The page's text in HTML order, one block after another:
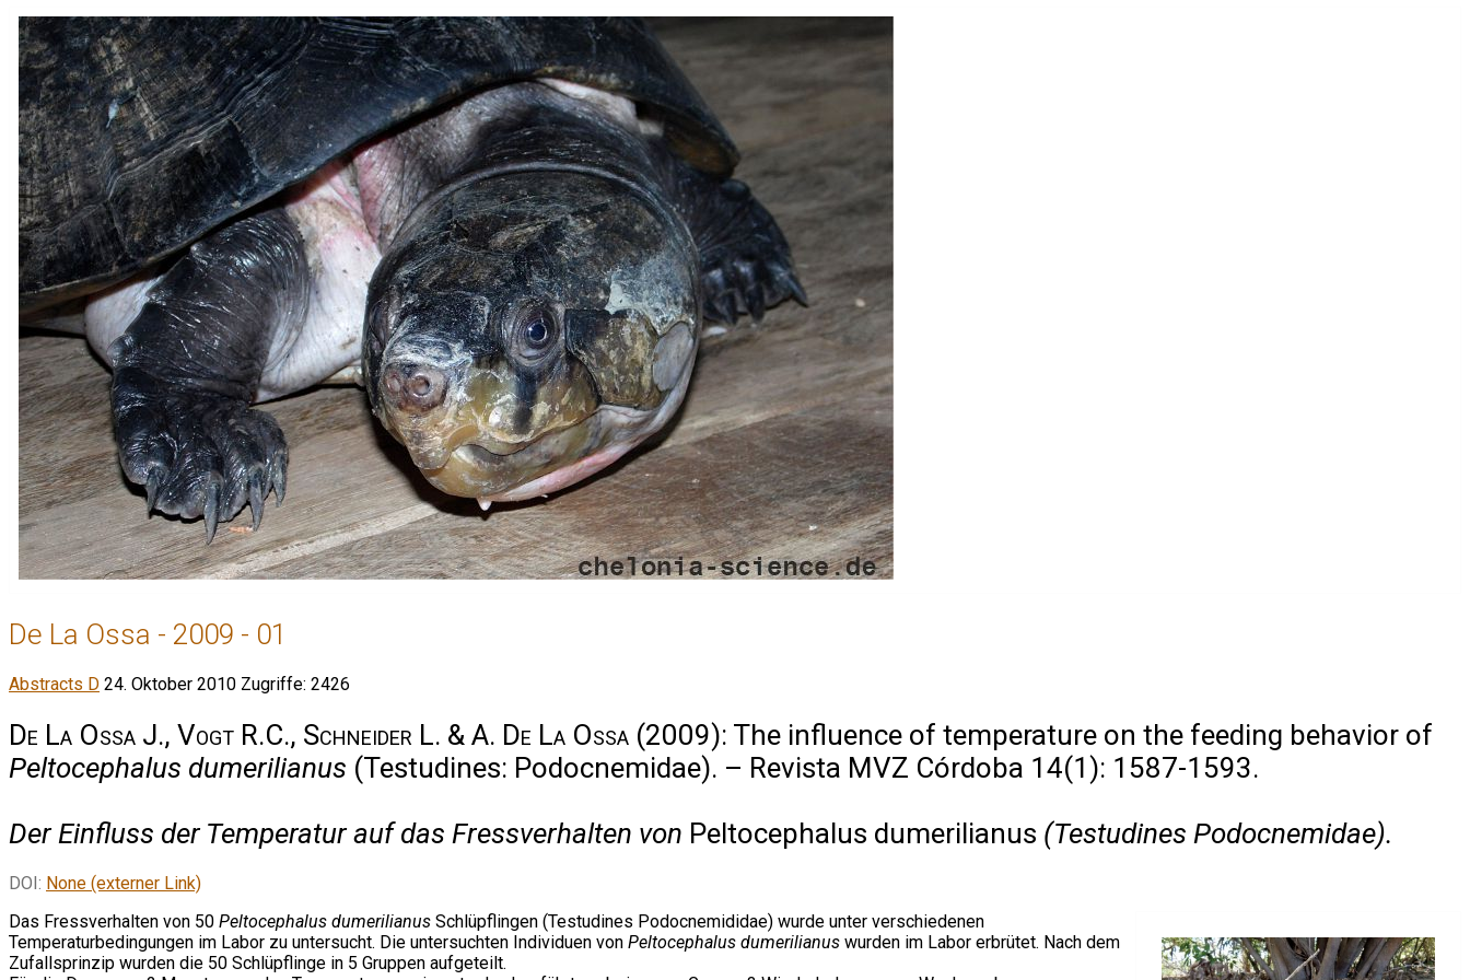
De La Ossa - 2009 - 01
Abstracts D 24. Oktober 2010 Zugriffe: 2426
De La Ossa J., Vogt R.C., Schneider L. & A. De La Ossa (2009): The influence of temperature on the feeding behavior of
Peltocephalus dumerilianus (Testudines: Podocnemidae). – Revista MVZ Córdoba 14(1): 1587-1593.
Der Einfluss der Temperatur auf das Fressverhalten von Peltocephalus dumerilianus (Testudines Podocnemidae).
DOI: None (externer Link)
Das Fressverhalten von 50 Peltocephalus dumerilianus Schlüpflingen (Testudines Podocnemididae) wurde unter verschiedenen
Temperaturbedingungen im Labor zu untersucht. Die untersuchten Individuen von Peltocephalus dumerilianus wurden im Labor erbrütet. Nach dem
Zufallsprinzip wurden die 50 Schlüpflinge in 5 Gruppen aufgeteilt.